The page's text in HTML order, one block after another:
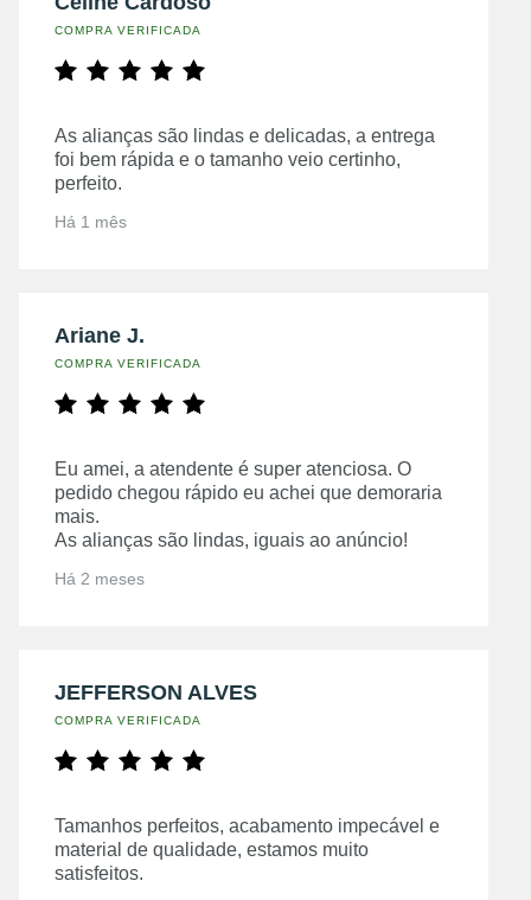
COMPRA VERIFICADA
As alianças são lindas e delicadas, a entrega
foi bem rápida e o tamanho veio certinho,
perfeito.
Há 1 mês
Ariane J.
COMPRA VERIFICADA
Eu amei, a atendente é super atenciosa. O
pedido chegou rápido eu achei que demoraria
mais.
As alianças são lindas, iguais ao anúncio!
Há 2 meses
JEFFERSON ALVES
COMPRA VERIFICADA
Tamanhos perfeitos, acabamento impecável e
material de qualidade, estamos muito
satisfeitos.